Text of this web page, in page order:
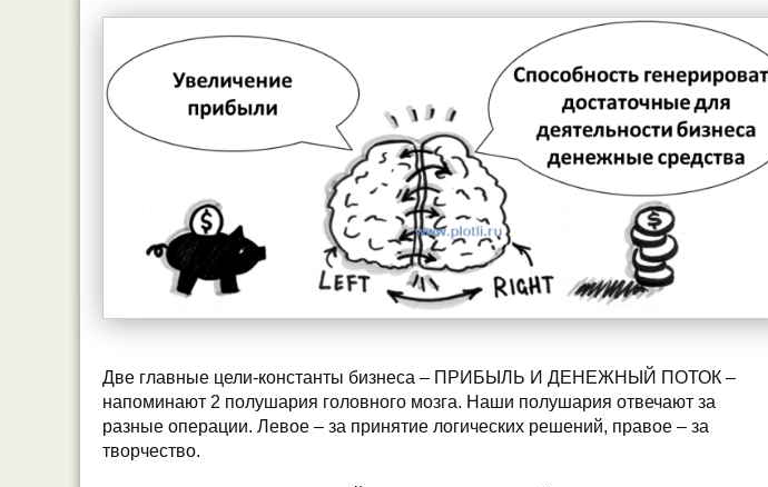
Две главные цели-константы бизнеса – ПРИБЫЛЬ И ДЕНЕЖНЫЙ ПОТОК –
напоминают 2 полушария головного мозга. Наши полушария отвечают за
разные операции. Левое – за принятие логических решений, правое – за
творчество.